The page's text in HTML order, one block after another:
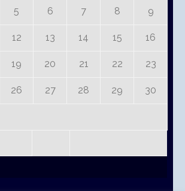
5 6 7 8 9
12 13 14 15 16
19 20 21 22 23
26 27 28 29 30